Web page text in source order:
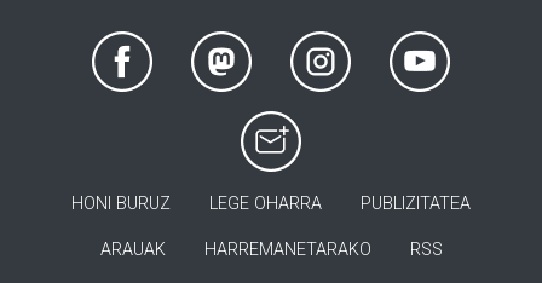
HONI BURUZ LEGE OHARRA PUBLIZITATEA
ARAUAK HARREMANETARAKO RSS